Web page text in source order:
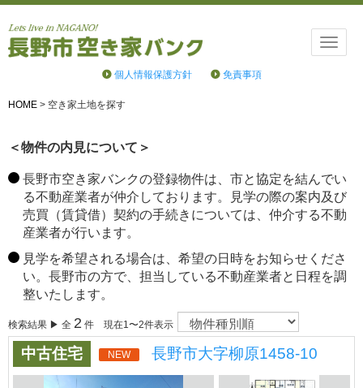
Toggle
個人情報保護方針 免責事項
HOME > 空き家土地を探す
＜物件の内見について＞
長野市空き家バンクの登録物件は、市と協定を結んでい
る不動産業者が仲介しております。見学の際の案内及び
売買（賃貸借）契約の手続きについては、仲介する不動
産業者が行います。
見学を希望される場合は、希望の日時をお知らせくださ
い。長野市の方で、担当している不動産業者と日程を調
整いたします。
検索結果 ▶ 全 2 件 現在1〜2件表示
中古住宅 NEW 長野市大字柳原1458-10